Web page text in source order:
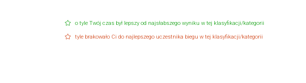
o tyle Twój czas był lepszy od najsłabszego wyniku w tej klasyfikacji/kategorii
tyle brakowało Ci do najlepszego uczestnika biegu w tej klasyfikacji/kategorii